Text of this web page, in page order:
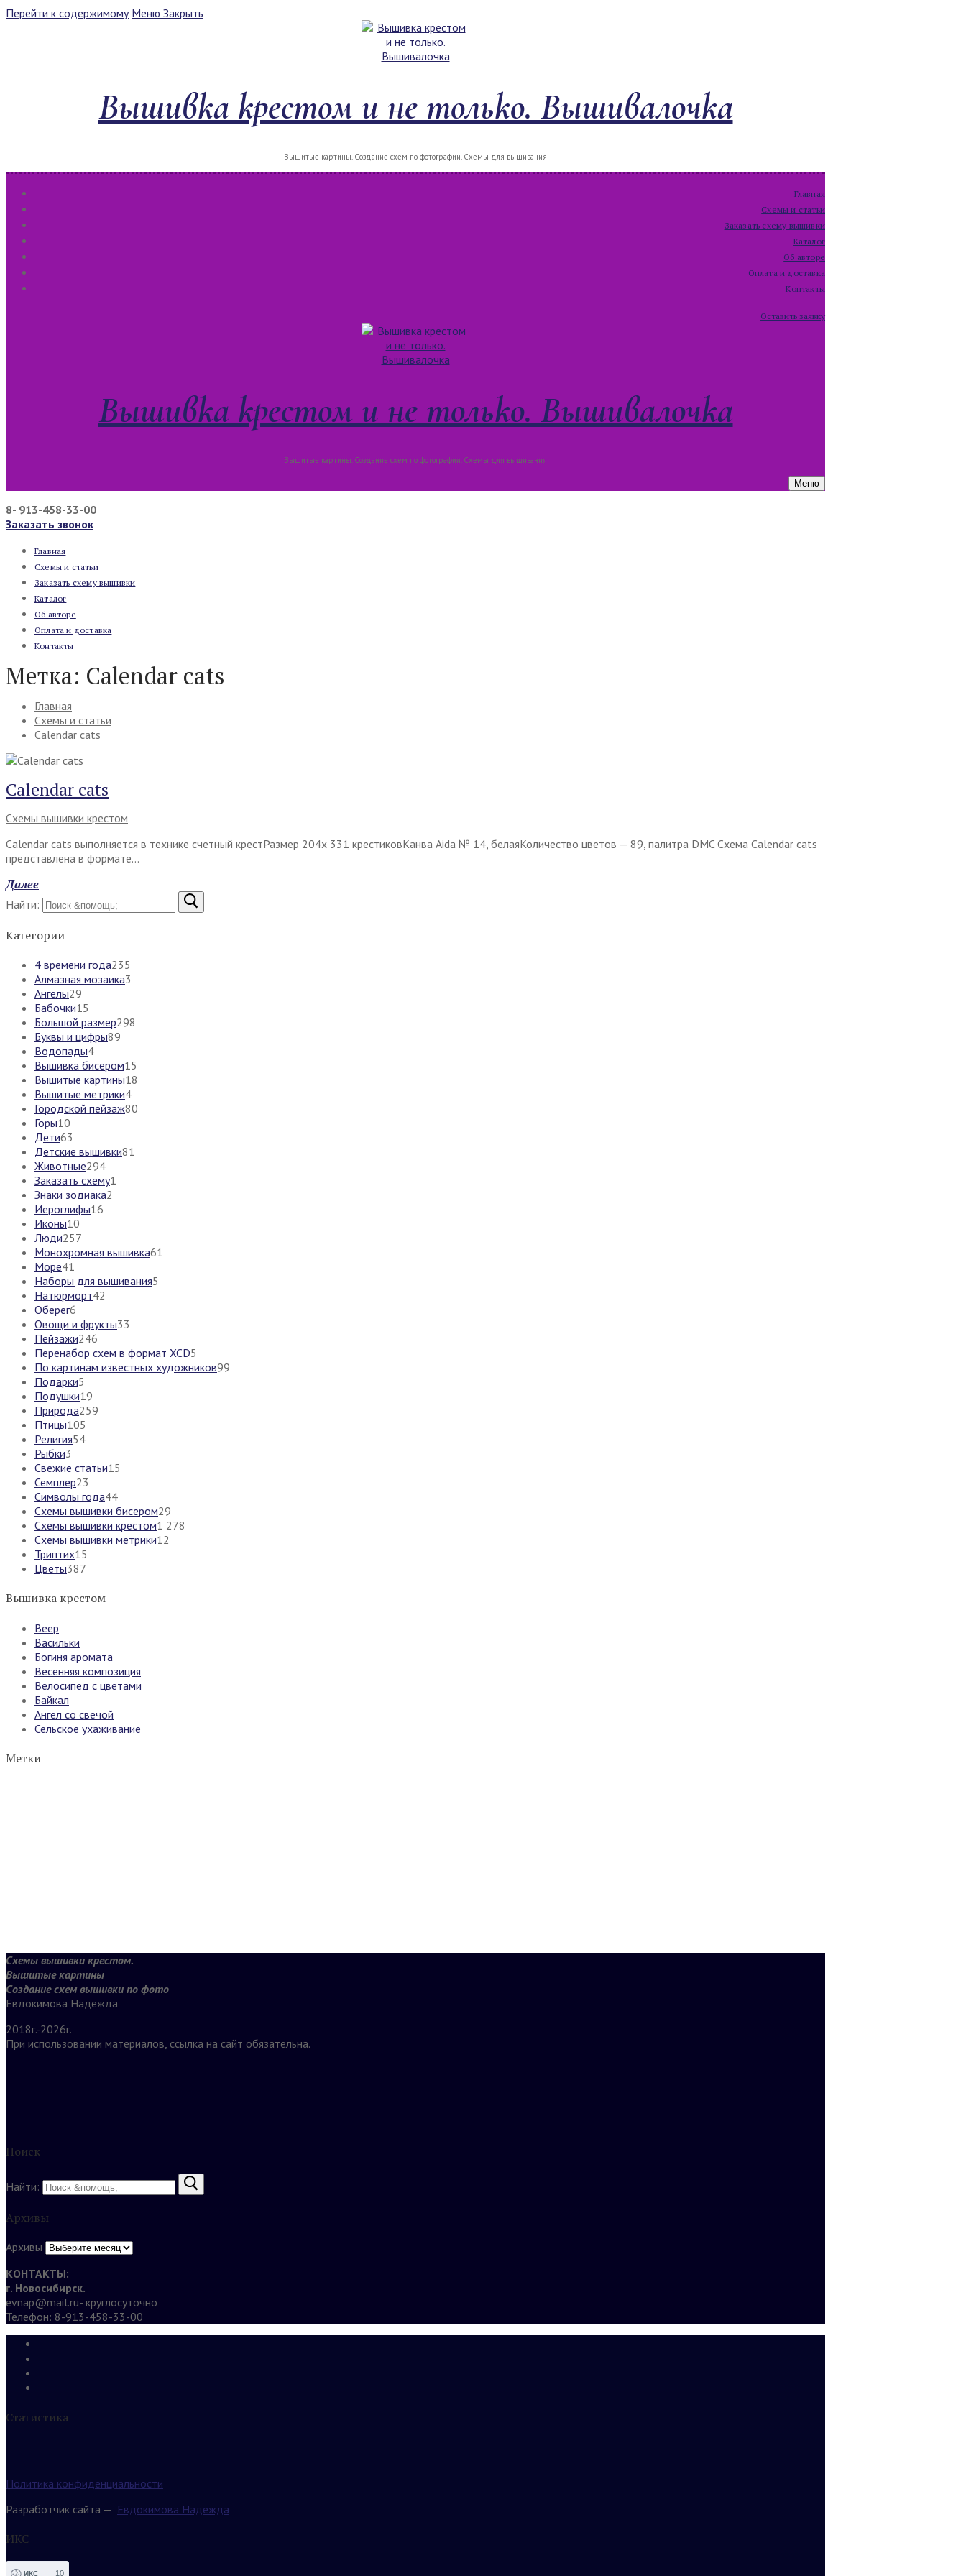
Перейти к содержимому Меню Закрыть
Вышивка крестом и не только. Вышивалочка
Вышитые картины. Создание схем по фотографии. Схемы для вышивания
Главная
Схемы и статьи
Заказать схему вышивки
Каталог
Об авторе
Оплата и доставка
Контакты
Оставить заявку
Вышивка крестом и не только. Вышивалочка
Вышитые картины. Создание схем по фотографии. Схемы для вышивания
Меню
8- 913-458-33-00
Заказать звонок
Главная
Схемы и статьи
Заказать схему вышивки
Каталог
Об авторе
Оплата и доставка
Контакты
Метка: Calendar cats
Главная
Схемы и статьи
Calendar cats
Calendar cats
Схемы вышивки крестом
Calendar cats выполняется в технике счетный крестРазмер 204х 331 крестиковКанва Aida № 14, белаяКоличество цветов — 89, палитра DMC Схема Calendar cats
представлена в формате…
Далее
Найти:
Категории
4 времени года235
Алмазная мозаика3
Ангелы29
Бабочки15
Большой размер298
Буквы и цифры89
Водопады4
Вышивка бисером15
Вышитые картины18
Вышитые метрики4
Городской пейзаж80
Горы10
Дети63
Детские вышивки81
Животные294
Заказать схему1
Знаки зодиака2
Иероглифы16
Иконы10
Люди257
Монохромная вышивка61
Море41
Наборы для вышивания5
Натюрморт42
Оберег6
Овощи и фрукты33
Пейзажи246
Перенабор схем в формат XCD5
По картинам известных художников99
Подарки5
Подушки19
Природа259
Птицы105
Религия54
Рыбки3
Свежие статьи15
Семплер23
Символы года44
Схемы вышивки бисером29
Схемы вышивки крестом1 278
Схемы вышивки метрики12
Триптих15
Цветы387
Вышивка крестом
Веер
Васильки
Богиня аромата
Весенняя композиция
Велосипед с цветами
Байкал
Ангел со свечой
Сельское ухаживание
Метки
Схемы вышивки крестом.
Вышитые картины
Создание схем вышивки по фото
Евдокимова Надежда
2018г.-2026г.
При использовании материалов, ссылка на сайт обязательна.
Поиск
Найти:
Архивы
Архивы
КОНТАКТЫ:
г. Новосибирск.
evnap@mail.ru- круглосуточно
Телефон: 8-913-458-33-00
Статистика
Политика конфиденциальности
Разработчик сайта — Евдокимова Надежда
ИКС
ИКС 10